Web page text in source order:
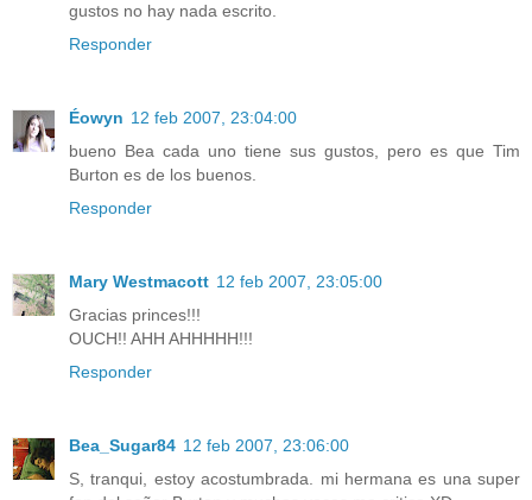
gustos no hay nada escrito.
Responder
Éowyn 12 feb 2007, 23:04:00
bueno Bea cada uno tiene sus gustos, pero es que Tim
Burton es de los buenos.
Responder
Mary Westmacott 12 feb 2007, 23:05:00
Gracias princes!!!
OUCH!! AHH AHHHHH!!!
Responder
Bea_Sugar84 12 feb 2007, 23:06:00
S, tranqui, estoy acostumbrada. mi hermana es una super